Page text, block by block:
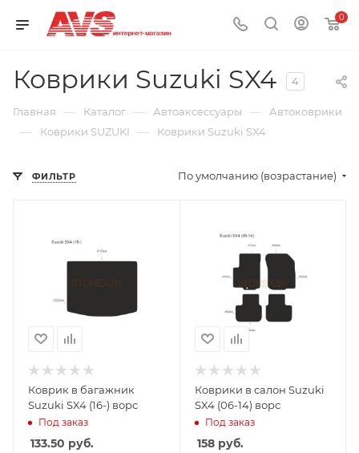
0
Коврики Suzuki SX4 4
Главная — Каталог — Автоаксессуары — Автоковрики
— Коврики SUZUKI — Коврики Suzuki SX4
ФИЛЬТР По умолчанию (возрастание)
Коврик в багажник
Suzuki SX4 (16-) ворс
Под заказ
133.50 руб.
Коврики в салон Suzuki
SX4 (06-14) ворс
Под заказ
158руб.